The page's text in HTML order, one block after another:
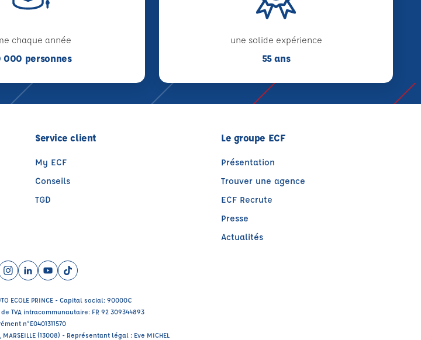
chaque année
000 personnes
une solide expérience
55 ans
Service client
My ECF
Conseils
TGD
Le groupe ECF
Présentation
Trouver une agence
ECF Recrute
Presse
Actualités
(nouvelle fenêtre)
Instagram (nouvelle fenêtre)
LinkedIn (nouvelle fenêtre)
YouTube (nouvelle fenêtre)
TikTok (nouvelle fenêtre)
ECOLE PRINCE - Capital social: 90000€
TVA intracommunautaire: FR 92 309344893
n°E0401311570
(13008) - Représentant légal : Eve MICHEL